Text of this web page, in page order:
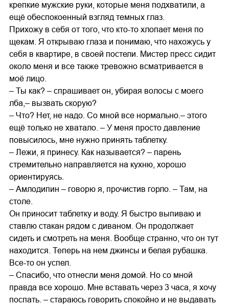
крепкие мужские руки, которые меня подхватили, а
ещё обеспокоенный взгляд темных глаз.
Прихожу в себя от того, что кто-то хлопает меня по
щекам. Я открываю глаза и понимаю, что нахожусь у
себя в квартире, в своей постели. Мистер пресс сидит
около меня и все также тревожно всматривается в
моё лицо.
– Ты как? – спрашивает он, убирая волосы с моего
лба,– вызвать скорую?
– Что? Нет, не надо. Со мной все нормально.– этого
ещё только не хватало. – У меня просто давление
повысилось, мне нужно принять таблетку.
– Лежи, я принесу. Как называется? – парень
стремительно направляется на кухню, хорошо
ориентируясь.
– Амлодипин – говорю я, прочистив горло. – Там, на
столе.
Он приносит таблетку и воду. Я быстро выпиваю и
ставлю стакан рядом с диваном. Он продолжает
сидеть и смотреть на меня. Вообще странно, что он тут
находится. Теперь на нем джинсы и белая рубашка.
Все-то он успел.
– Спасибо, что отнесли меня домой. Но со мной
правда все хорошо. Мне вставать через 3 часа, я хочу
поспать. – стараюсь говорить спокойно и не выдавать